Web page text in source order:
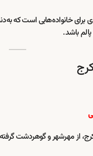
برای خانواده‌هایی است که
باشد.
از مهرشهر و گوهردشت گرفته